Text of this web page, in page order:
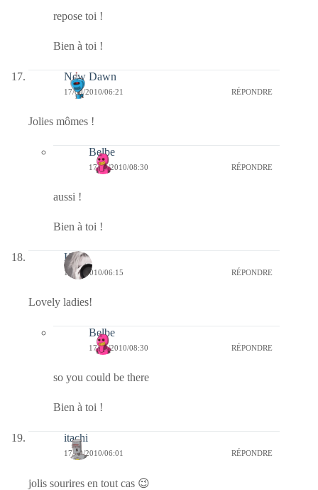
repose toi !
Bien à toi !
New Dawn
17/09/2010/06:21 RÉPONDRE
Jolies mômes !
Belbe
17/09/2010/08:30 RÉPONDRE
aussi !
Bien à toi !
Kala
17/09/2010/06:15 RÉPONDRE
Lovely ladies!
Belbe
17/09/2010/08:30 RÉPONDRE
so you could be there
Bien à toi !
itachi
17/09/2010/06:01 RÉPONDRE
jolis sourires en tout cas 😉